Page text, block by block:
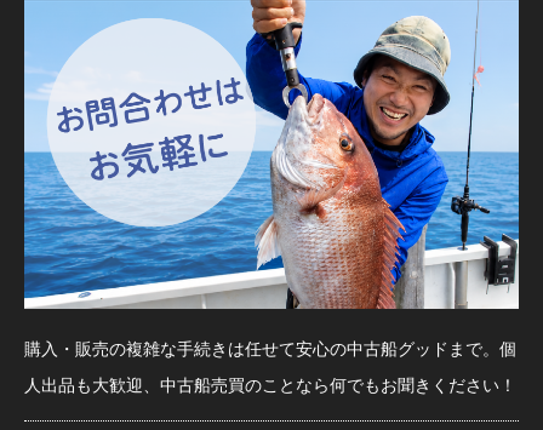
購入・販売の複雑な手続きは任せて安心の中古船グッドまで。個
人出品も大歓迎、中古船売買のことなら何でもお聞きください！